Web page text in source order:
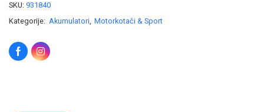
SKU: 931840
Kategorije: Akumulatori, Motorkotači & Sport